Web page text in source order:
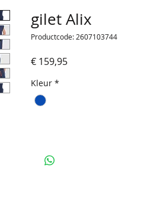
gilet Alix
Productcode: 2607103744
€ 159,95Prijs
Kleur *